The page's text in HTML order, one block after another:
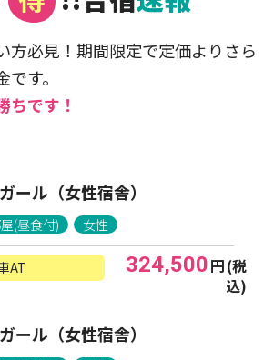
方必見！期間限定で定価よりさら
す。
ちです！
ール（女性宿舎）
(昼食付) 女性
AT 324,500円(税
込)
ール（女性宿舎）